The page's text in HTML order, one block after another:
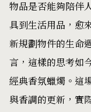
物品是否能夠陪伴
具到生活用品，愈
新規劃物件的生命
言，這樣的思考如
經典香氛蠟燭。這
與香調的更新，實